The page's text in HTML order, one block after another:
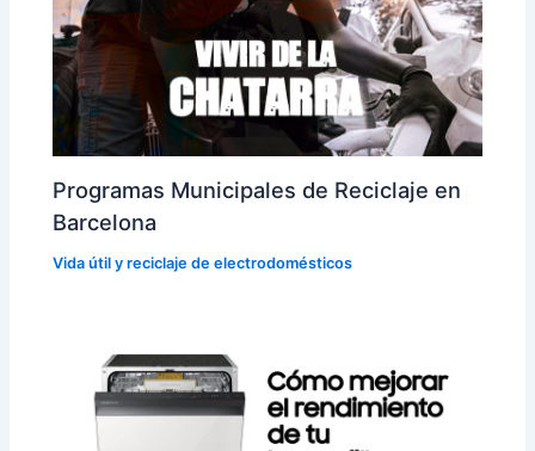
Programas Municipales de Reciclaje en
Barcelona
Vida útil y reciclaje de electrodomésticos